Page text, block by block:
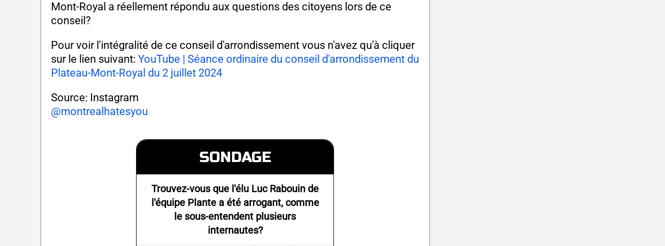
Mont-Royal a réellement répondu aux questions des citoyens lors de ce
conseil?
Pour voir l'intégralité de ce conseil d'arrondissement vous n'avez qu'à cliquer
sur le lien suivant: YouTube | Séance ordinaire du conseil d'arrondissement du
Plateau-Mont-Royal du 2 juillet 2024
Source: Instagram
@montrealhatesyou
SONDAGE
Trouvez-vous que l'élu Luc Rabouin de
l'équipe Plante a été arrogant, comme
le sous-entendent plusieurs
internautes?